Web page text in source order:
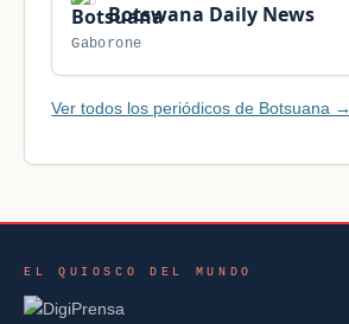
Botswana Daily News
Gaborone
Ver todos los periódicos de Botsuana →
EL QUIOSCO DEL MUNDO